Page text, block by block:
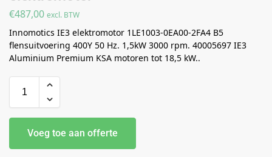
€487,00 excl. BTW
Innomotics IE3 elektromotor 1LE1003-0EA00-2FA4 B5
flensuitvoering 400Y 50 Hz. 1,5kW 3000 rpm. 40005697 IE3
Aluminium Premium KSA motoren tot 18,5 kW..
Voeg toe aan offerte